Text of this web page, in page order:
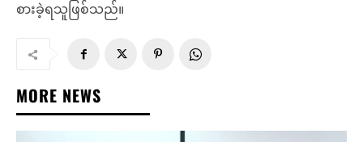
စားခဲ့ရသူဖြစ်သည်။
MORE NEWS